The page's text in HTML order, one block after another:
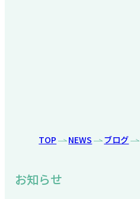
TOP NEWS ブログ
お知らせ